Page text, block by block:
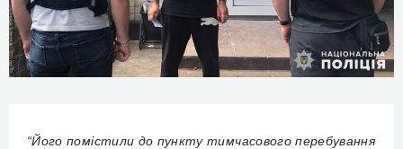
“Його помістили до пункту тимчасового перебування